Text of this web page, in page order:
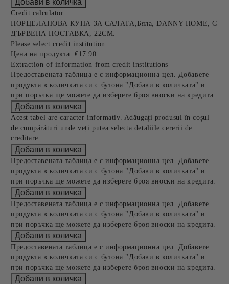
Credit calculator
ПОРЦЕЛАНОВА КУПА ЗА САЛАТА,Бяла, DANNY HOME, С
ДЪРВЕНА ПОСТАВКА, 22СМ.
Please select credit institution
Цена на продукта: €17.90
Extraction of information from credit institutions
Предоставената таблица е с информационна цел. Добавете
продукта в количката си с бутона "Добави в количката" и
при поръчка ще можете да изберете броя вноски на кредита.
Acest tabel are caracter informativ. Adăugați produsul în coșul
de cumpărături unde veți putea selecta detaliile cererii de
creditare.
Предоставената таблица е с информационна цел. Добавете
продукта в количката си с бутона "Добави в количката" и
при поръчка ще можете да изберете броя вноски на кредита.
Предоставената таблица е с информационна цел. Добавете
продукта в количката си с бутона "Добави в количката" и
при поръчка ще можете да изберете броя вноски на кредита.
Предоставената таблица е с информационна цел. Добавете
продукта в количката си с бутона "Добави в количката" и
при поръчка ще можете да изберете броя вноски на кредита.